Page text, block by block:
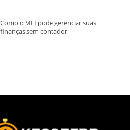
Como o MEI pode gerenciar suas
finanças sem contador